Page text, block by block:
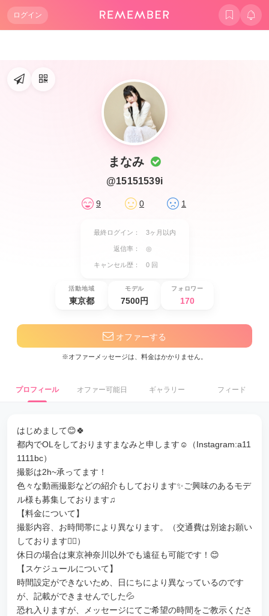
ログイン
まなみ
@15151539i
9 0 1
最終ログイン： 3ヶ月以内
返信率： ◎
キャンセル歴： 0 回
活動地域
東京都
モデル
7500円
フォロワー
170
オファーする
※オファーメッセージは、料金はかかりません。
プロフィール オファー可能日 ギャラリー フィード
はじめまして😊🍀
都内でOLをしておりますまなみと申します☺️（Instagram:a11
1111bc）
撮影は2h~承ってます！
色々な動画撮影などの紹介もしております✨ご興味のあるモデ
ル様も募集しております♫
【料金について】
撮影内容、お時間帯により異なります。（交通費は別途お願い
しております🙇‍♀️）
休日の場合は東京神奈川以外でも遠征も可能です！😊
【スケジュールについて】
時間設定ができないため、日にちにより異なっているのです
が、記載ができませんでした💦
恐れ入りますが、メッセージにてご希望の時間をご教示くださ